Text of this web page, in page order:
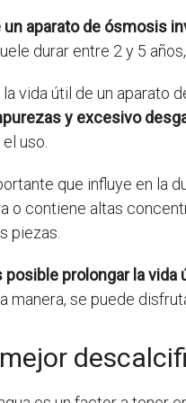
un aparato de ósmosis
durar entre 2 y 5
vida útil de un aparato
y excesivo
uso.
que influye en la
o contiene altas
piezas.
posible prolongar la
manera, se puede